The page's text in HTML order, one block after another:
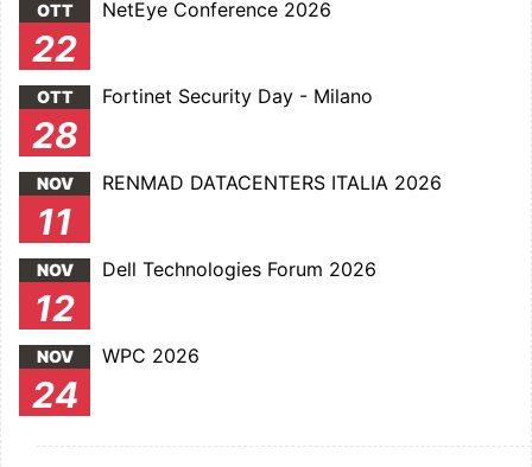
OTT
22
NetEye Conference 2026
OTT
28
Fortinet Security Day - Milano
NOV
11
RENMAD DATACENTERS ITALIA 2026
NOV
12
Dell Technologies Forum 2026
NOV
24
WPC 2026